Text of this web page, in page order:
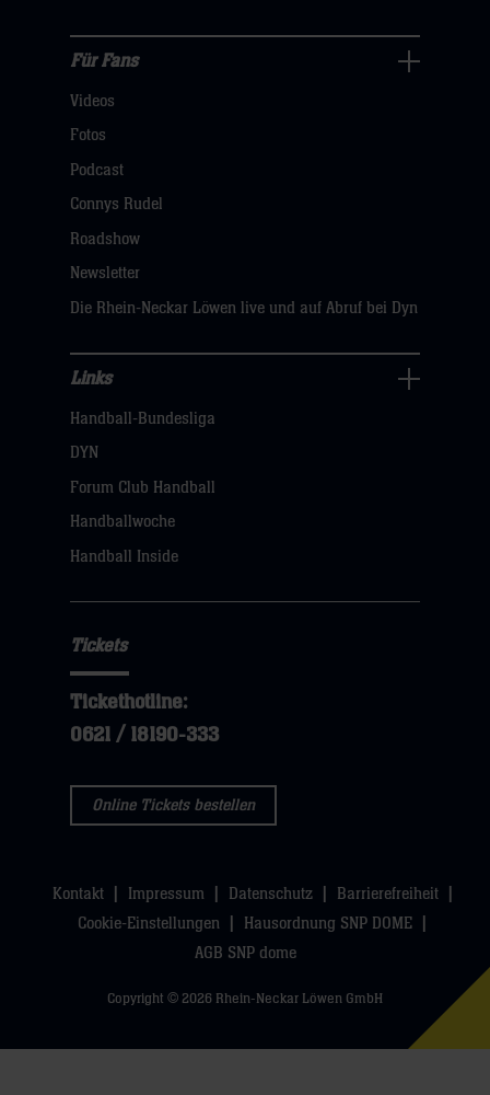
hier
Fans
Navigation
öffnen,
dann
hier
Für Fans
Videos
Fotos
Podcast
Connys Rudel
Roadshow
Newsletter
Die Rhein-Neckar Löwen live und auf Abruf bei Dyn
Navigation
öffnen,
dann
klicken
Links
Handball-Bundesliga
DYN
Forum Club Handball
Handballwoche
Handball Inside
Tickets
Tickethotline:
0621 / 18190-333
Online Tickets bestellen
Kontakt Impressum Datenschutz
Barrierefreiheit
Cookie-Einstellungen
Hausordnung SNP DOME
AGB SNP dome
Copyright © 2026 Rhein-Neckar Löwen GmbH